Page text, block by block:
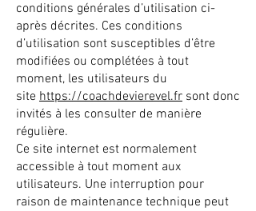
conditions générales d’utilisation ci-
après décrites. Ces conditions
d’utilisation sont susceptibles d’être
modifiées ou complétées à tout
moment, les utilisateurs du
site https://coachdevierevel.fr sont donc
invités à les consulter de manière
régulière.
Ce site internet est normalement
accessible à tout moment aux
utilisateurs. Une interruption pour
raison de maintenance technique peut